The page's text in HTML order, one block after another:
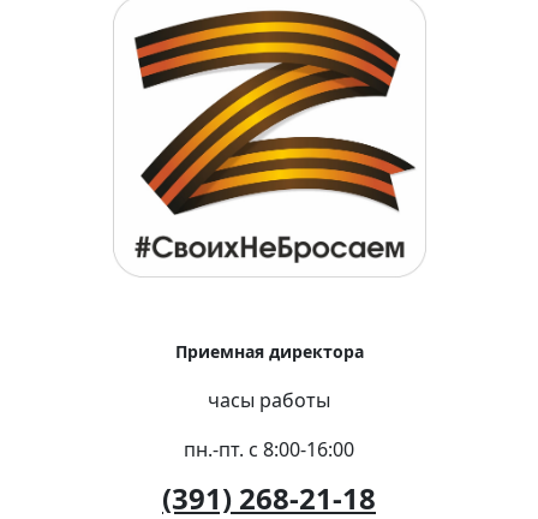
Приемная директора
часы работы
пн.-пт. с 8:00-16:00
(391) 268-21-18